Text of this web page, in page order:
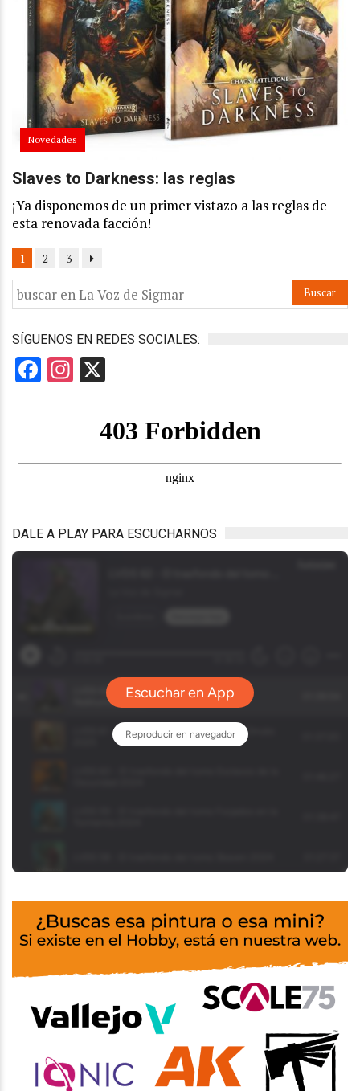
Novedades
Slaves to Darkness: las reglas
¡Ya disponemos de un primer vistazo a las reglas de
esta renovada facción!
1 2 3
SÍGUENOS EN REDES SOCIALES:
Facebook
Instagram
DALE A PLAY PARA ESCUCHARNOS